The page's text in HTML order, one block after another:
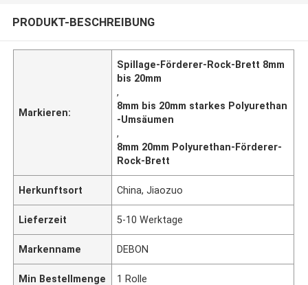
PRODUKT-BESCHREIBUNG
Markieren:
Spillage-Förderer-Rock-Brett 8mm
bis 20mm
,
8mm bis 20mm starkes Polyurethan
-Umsäumen
,
8mm 20mm Polyurethan-Förderer-
Rock-Brett
Herkunftsort China, Jiaozuo
Lieferzeit 5-10 Werktage
Markenname DEBON
Min Bestellmenge 1 Rolle